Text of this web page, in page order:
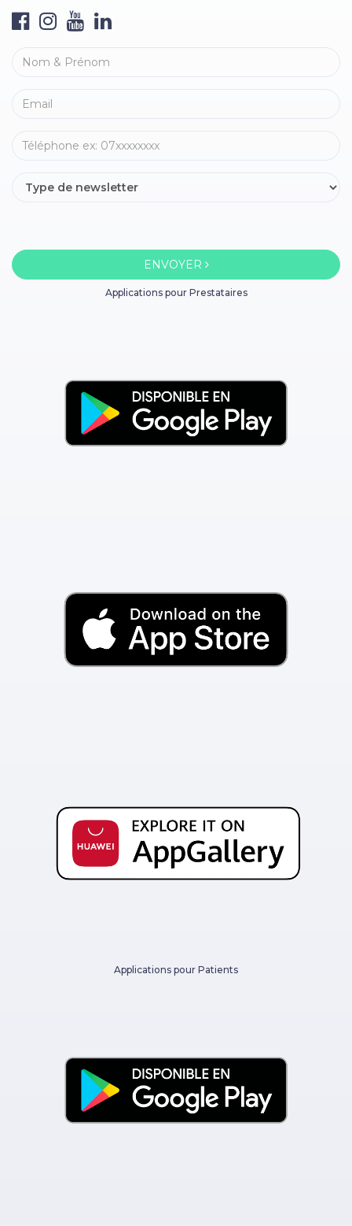
ENVOYER
Applications pour Prestataires
Applications pour Patients